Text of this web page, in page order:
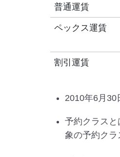
普通運賃
ペックス運賃
割引運賃
2010年6月30
予約クラス
象の予約クラ